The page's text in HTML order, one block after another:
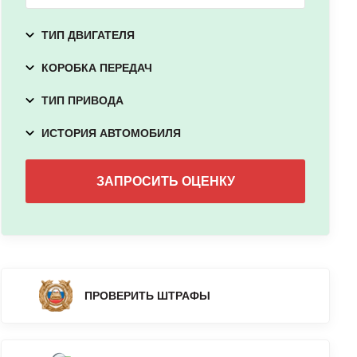
ТИП ДВИГАТЕЛЯ
КОРОБКА ПЕРЕДАЧ
ТИП ПРИВОДА
ИСТОРИЯ АВТОМОБИЛЯ
ПРОВЕРИТЬ ШТРАФЫ